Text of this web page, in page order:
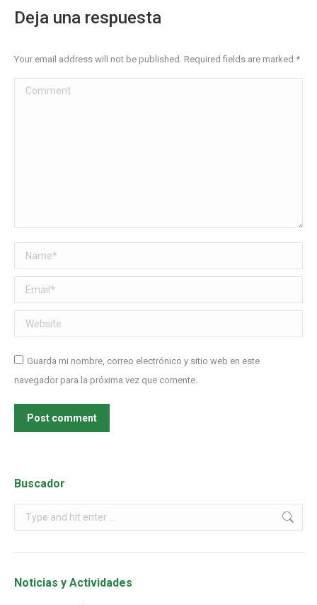
Deja una respuesta
Your email address will not be published. Required fields are marked *
Comment
Name *
Email *
Website
Guarda mi nombre, correo electrónico y sitio web en este
navegador para la próxima vez que comente.
Post comment
Buscador
Noticias y Actividades